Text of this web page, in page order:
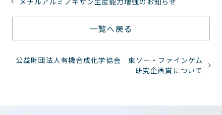
一覧へ戻る
公益財団法人有機合成化学協会 東ソー・ファインケム
研究企画賞について